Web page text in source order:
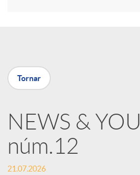
a
a
r
Tornar
NEWS & YOU
núm.12
21.07.2026